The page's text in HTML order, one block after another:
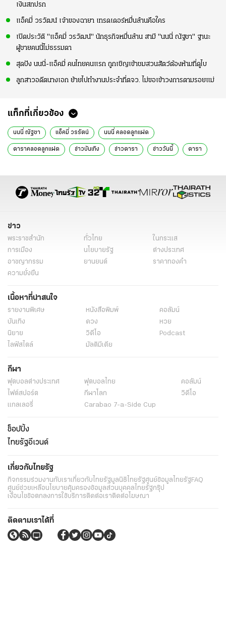
เงินสกปรก
แอ็คมี่ วรวัฒน์ เจ้าของฉายา เทรดเดอร์หมื่นล้านคือใคร
เปิดประวัติ "แอ็คมี่ วรวัฒน์" นักธุรกิจหมื่นล้าน สามี "นนนี่ ณัฐชา" ฐานะ
ผู้ชายคนนี้ไม่ธรรมดา
สุดปัง นนนี่-แอ็คมี่ คนไทยคนแรก ถูกเชิญเข้าชมสวนสัตว์ต้องห้ามที่ดูไบ
ลูกสาวอดีตนางเอก ย้ายไปทำงานประจำที่ตจว. ไม่ขอเข้าวงการตามรอยแม่
แท็กที่เกี่ยวข้อง
นนนี่ ณัฐชา แอ็คมี่ วรรัตน์ นนนี่ คลอดลูกแฝด
ดาราคลอดลูกแฝด ข่าวบันเทิง ข่าวดารา ข่าววันนี้ ดารา
ข่าว
พระราชสำนัก ทั่วไทย
ในกระแส
การเมือง
นโยบายรัฐ
ต่างประเทศ
อาชญากรรม
ยานยนต์
ราคาทองคำ
ความยั่งยืน
เนื้อหาที่น่าสนใจ
รายงานพิเศษ หนังสือพิมพ์
คอลัมน์
บันเทิง
ดวง
หวย
นิยาย
วิดีโอ
Podcast
ไลฟ์สไตล์
มัลติมีเดีย
กีฬา
ฟุตบอลต่่างประเทศ ฟุตบอลไทย
คอลัมน์
ไฟต์สปอร์ต
กีฬาโลก
วิดีโอ
แกลเลอรี่
Carabao 7-a-Side Cup
ช็อปปิ้ง
ไทยรัฐอีเวนต์
เกี่ยวกับไทยรัฐ
กิจกรรมร่วมงานกับเราเกี่ยวกับไทยรัฐมูลนิธิไทยรัฐศูนย์ข้อมูลไทยรัฐFAQ
ศูนย์ช่วยเหลือนโยบายคุ้มครองข้อมูลส่วนบุคคลไทยรัฐกรุ๊ป
เงื่อนไขข้อตกลงการใช้บริการติดต่อเราติดต่อโฆษณา
ติดตามเราได้ที่